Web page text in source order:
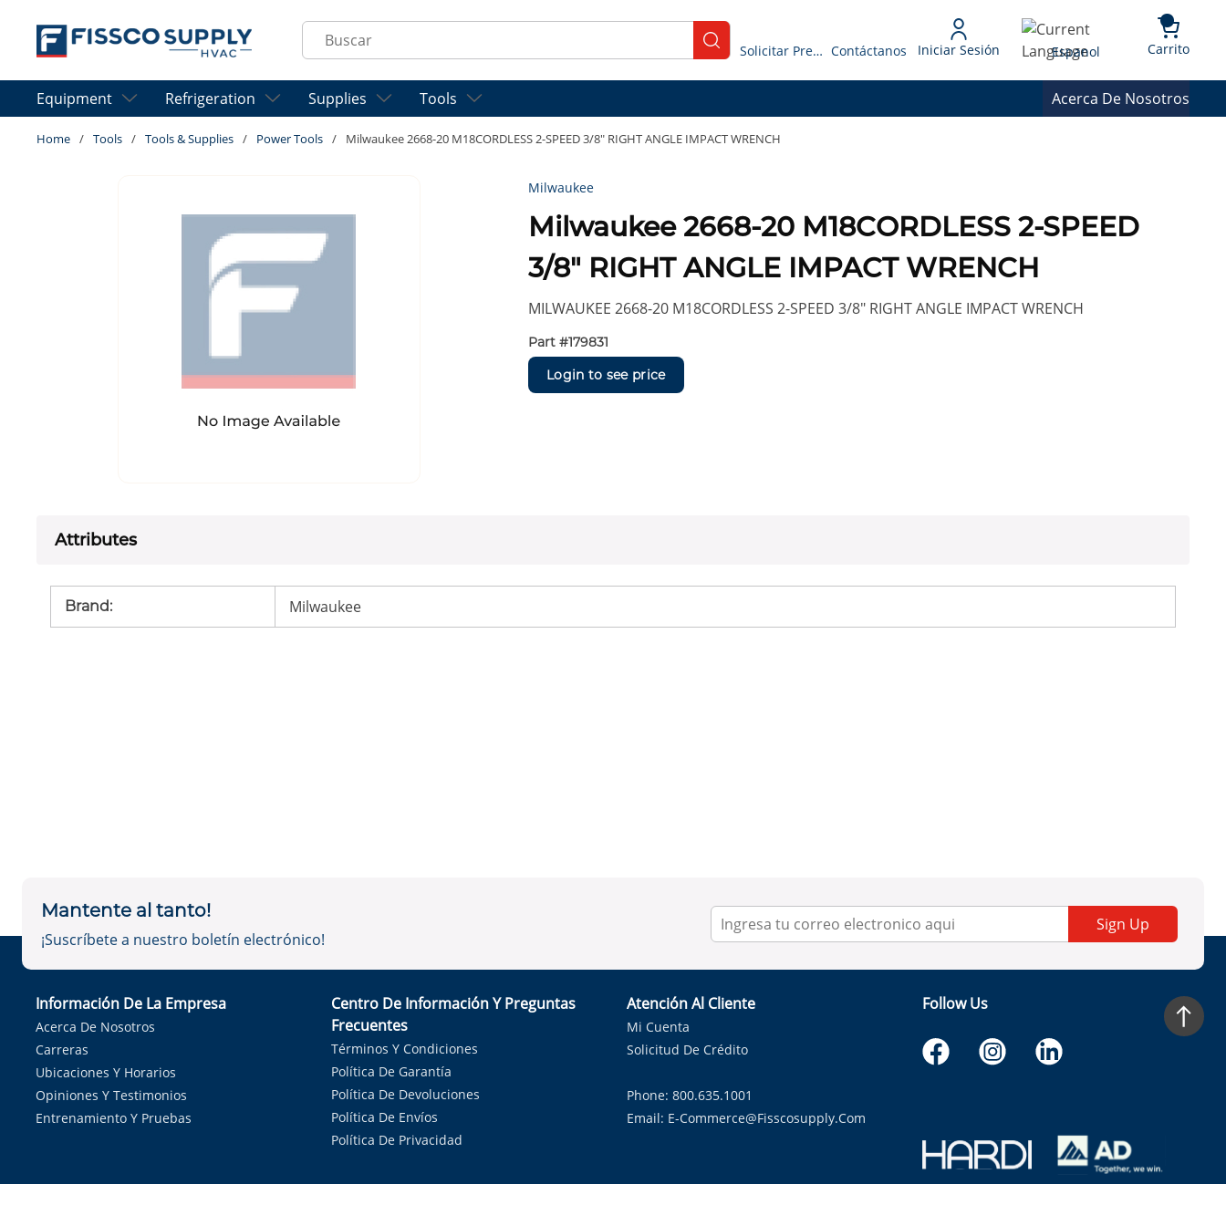
Skip to main content
Site Search
submit search
Solicitar Presupuesto Contáctanos Iniciar Sesión Language
Espanol Carrito{0}
Equipment Refrigeration Supplies Tools Acerca De Nosotros
Home / Tools / Tools & Supplies / Power Tools / Milwaukee 2668-20 M18CORDLESS 2-SPEED 3/8" RIGHT ANGLE IMPACT WRENCH
Milwaukee
Milwaukee 2668-20 M18CORDLESS 2-SPEED
3/8" RIGHT ANGLE IMPACT WRENCH
MILWAUKEE 2668-20 M18CORDLESS 2-SPEED 3/8" RIGHT ANGLE IMPACT WRENCH
Part #179831
Login to see price
Attributes
Brand: Milwaukee
Mantente al tanto!
¡Suscríbete a nuestro boletín electrónico!
Sign Up
Información De La Empresa
Acerca De Nosotros
Carreras
Ubicaciones Y Horarios
Opiniones Y Testimonios
Entrenamiento Y Pruebas
Centro De Información Y Preguntas
Frecuentes
Términos Y Condiciones
Política De Garantía
Política De Devoluciones
Política De Envíos
Política De Privacidad
Atención Al Cliente
Mi Cuenta
Solicitud De Crédito
Phone: 800.635.1001
Email: E-Commerce@fisscosupply.com
Follow Us